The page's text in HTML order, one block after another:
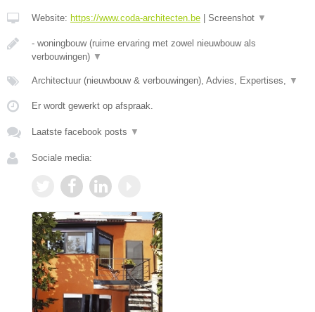
Website: https://www.coda-architecten.be Screenshot ▼
- woningbouw (ruime ervaring met zowel nieuwbouw als
verbouwingen) ▼
Architectuur (nieuwbouw & verbouwingen), Advies, Expertises, ▼
Er wordt gewerkt op afspraak.
Laatste facebook posts ▼
Sociale media: